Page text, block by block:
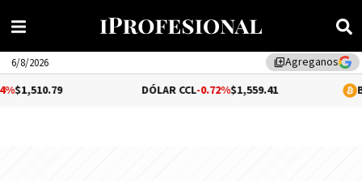
library_addAgreganos
6/8/2026
-0.72%$1,559.41 0.63%